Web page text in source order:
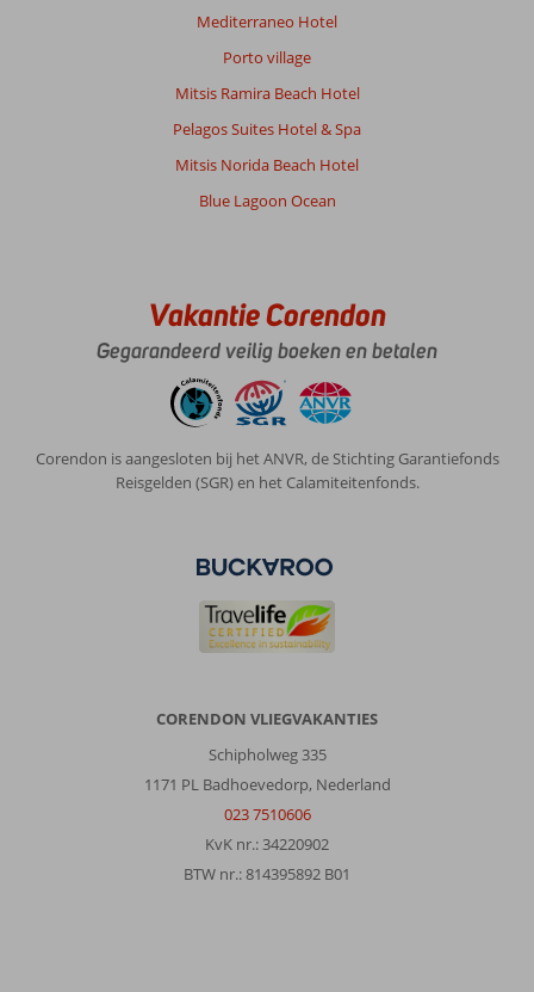
Mediterraneo Hotel
Porto village
Mitsis Ramira Beach Hotel
Pelagos Suites Hotel & Spa
Mitsis Norida Beach Hotel
Blue Lagoon Ocean
Vakantie Corendon
Gegarandeerd veilig boeken en betalen
Corendon is aangesloten bij het ANVR, de Stichting Garantiefonds
Reisgelden (SGR) en het Calamiteitenfonds.
CORENDON VLIEGVAKANTIES
Schipholweg 335
1171 PL Badhoevedorp, Nederland
023 7510606
KvK nr.: 34220902
BTW nr.: 814395892 B01